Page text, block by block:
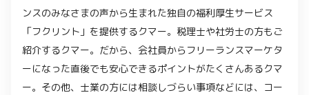
ンスのみなさまの声から生まれた独自の福利厚生サービス
「フクリント」を提供するクマー。税理士や社労士の方もご
紹介するクマー。だから、会社員からフリーランスマーケタ
ーになった直後でも安心できるポイントがたくさんあるクマ
ー。その他、士業の方には相談しづらい事項などには、コー